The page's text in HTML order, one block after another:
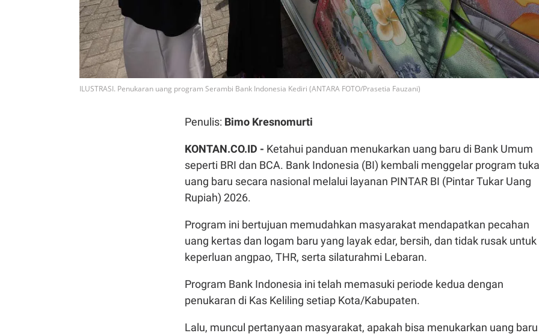
ILUSTRASI. Penukaran uang program Serambi Bank Indonesia Kediri (ANTARA FOTO/Prasetia Fauzani)
Penulis: Bimo Kresnomurti
KONTAN.CO.ID - Ketahui panduan menukarkan uang baru di Bank Umum
seperti BRI dan BCA. Bank Indonesia (BI) kembali menggelar program
uang baru secara nasional melalui layanan PINTAR BI (Pintar Tukar Uang
Rupiah) 2026.
Program ini bertujuan memudahkan masyarakat mendapatkan pecahan
uang kertas dan logam baru yang layak edar, bersih, dan tidak rusak untuk
keperluan angpao, THR, serta silaturahmi Lebaran.
Program Bank Indonesia ini telah memasuki periode kedua dengan
penukaran di Kas Keliling setiap Kota/Kabupaten.
Lalu, muncul pertanyaan masyarakat, apakah bisa menukarkan uang baru